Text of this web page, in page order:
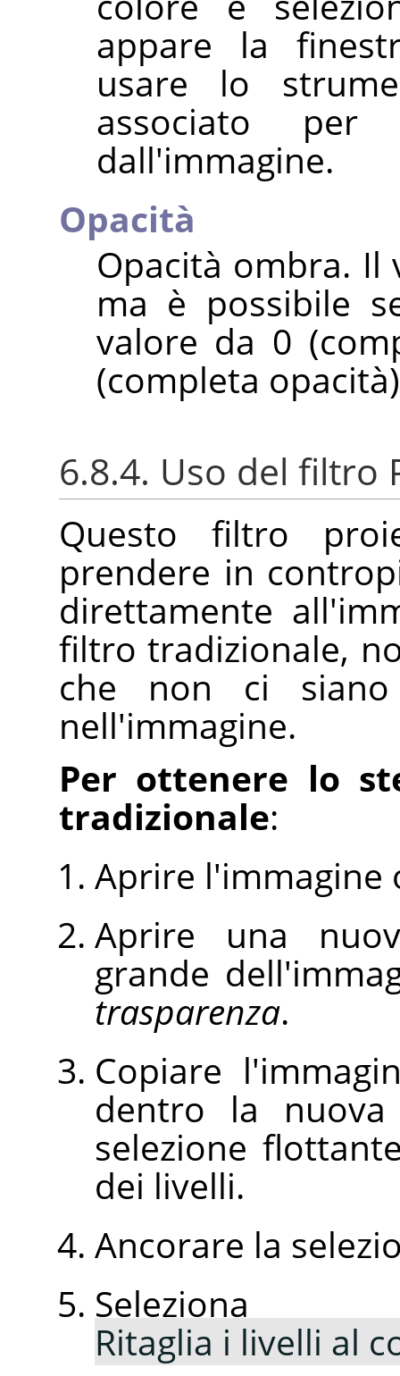
appare la
usare lo
associato
dall'immagine.
Opacità
Opacità ombra. Il
ma è possibile
valore da 0
(completa
6.8.4. Uso del filtro
Questo filtro
prendere in
direttamente
filtro tradizionale,
che non ci
nell'immagine.
Per ottenere lo
tradizionale:
Aprire l'immagine
Aprire una
grande
trasparenza.
Copiare
dentro la
selezione
dei livelli.
Ancorare la
Ritaglia i livelli al